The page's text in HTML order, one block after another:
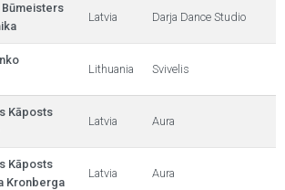
Būmeisters
Latvia Darja Dance Studio
Lithuania Svivelis
Kāposts
Latvia Aura
Kāposts
Kronberga
Latvia Aura